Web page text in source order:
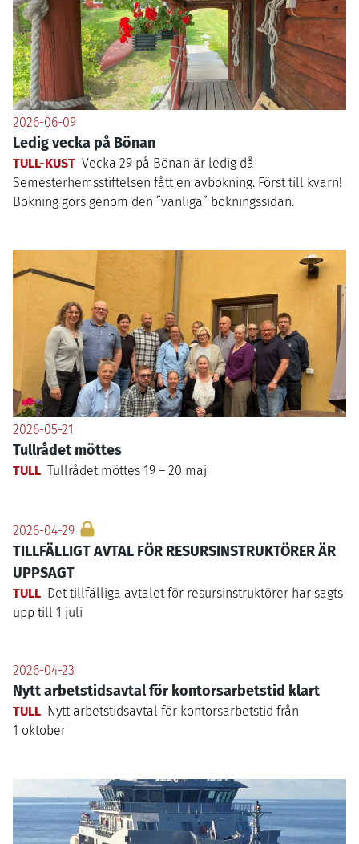
2026-06-09
Ledig vecka på Bönan
TULL-KUST Vecka 29 på Bönan är ledig då
Semesterhemsstiftelsen fått en avbokning. Först till kvarn!
Bokning görs genom den ”vanliga” bokningssidan.
2026-05-21
Tullrådet möttes
TULL Tullrådet möttes 19 – 20 maj
2026-04-29
TILLFÄLLIGT AVTAL FÖR RESURSINSTRUKTÖRER ÄR
UPPSAGT
TULL Det tillfälliga avtalet för resursinstruktörer har sagts
upp till 1 juli
2026-04-23
Nytt arbetstidsavtal för kontorsarbetstid klart
TULL Nytt arbetstidsavtal för kontorsarbetstid från
1 oktober